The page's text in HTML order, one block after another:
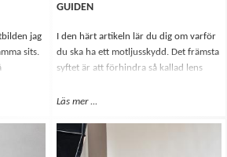
jag
sits.
är i en
ta bättre produktbilder
GUIDEN
I den härt artikeln lär du dig om varför
du ska ha ett motljusskydd. Det främsta
syftet är att förhindra så kallad lens
till exempel så att den blir kontrastlös.
Läs merOm Motljusskydd - Den
...